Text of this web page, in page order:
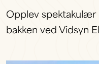
Opplev spektakulær
bakken ved Vidsyn